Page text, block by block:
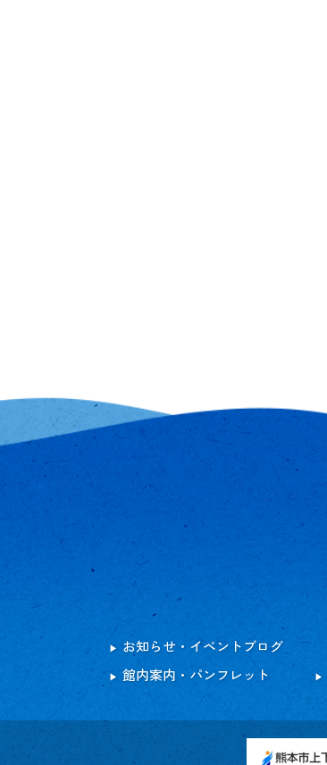
お知らせ・イベントブログ
館内案内・パンフレット